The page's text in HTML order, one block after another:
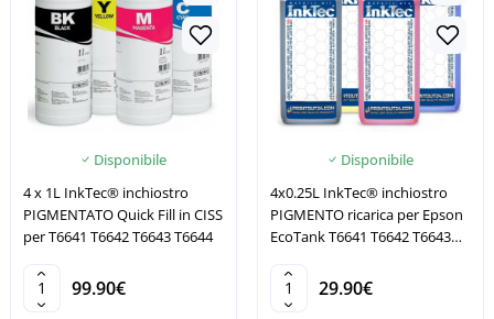
Disponibile
4 x 1L InkTec® inchiostro
PIGMENTATO Quick Fill in CISS
per T6641 T6642 T6643 T6644
99.90€
Disponibile
4x0.25L InkTec® inchiostro
PIGMENTO ricarica per Epson
EcoTank T6641 T6642 T6643
29.90€